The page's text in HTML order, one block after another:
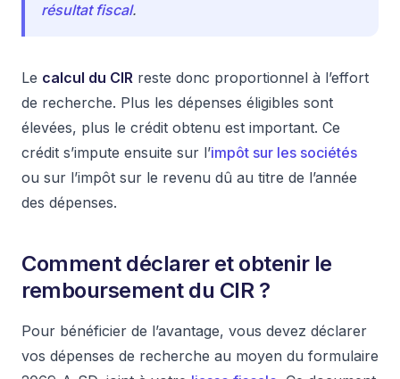
résultat fiscal.
Le calcul du CIR reste donc proportionnel à l’effort
de recherche. Plus les dépenses éligibles sont
élevées, plus le crédit obtenu est important. Ce
crédit s’impute ensuite sur l’impôt sur les sociétés
ou sur l’impôt sur le revenu dû au titre de l’année
des dépenses.
Comment déclarer et obtenir le
remboursement du CIR ?
Pour bénéficier de l’avantage, vous devez déclarer
vos dépenses de recherche au moyen du formulaire